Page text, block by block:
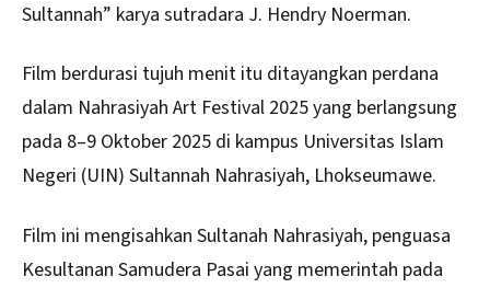
Sultannah” karya sutradara J. Hendry Noerman.
Film berdurasi tujuh menit itu ditayangkan perdana
dalam Nahrasiyah Art Festival 2025 yang berlangsung
pada 8–9 Oktober 2025 di kampus Universitas Islam
Negeri (UIN) Sultannah Nahrasiyah, Lhokseumawe.
Film ini mengisahkan Sultanah Nahrasiyah, penguasa
Kesultanan Samudera Pasai yang memerintah pada